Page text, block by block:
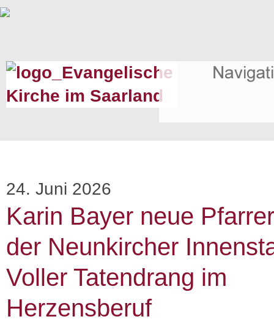
24. Juni 2026
Karin Bayer neue
der Neunkircher
Voller Tatendrang im
Herzensberuf